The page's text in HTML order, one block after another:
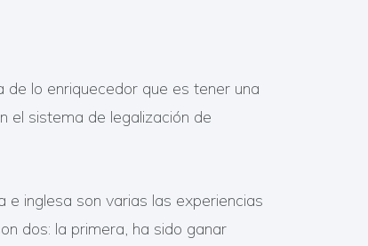
lo enriquecedor que es tener una
el sistema de legalización de
e inglesa son varias las experiencias
dos: la primera, ha sido ganar